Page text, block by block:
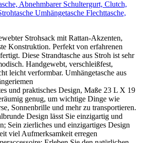
Abnehmbarer Schultergurt, Clutch,
Umhängetasche Flechttasche,
Strohsack mit Rattan-Akzenten,
Konstruktion. Perfekt von erfahrenen
Diese Strandtasche aus Stroh ist sehr
Handgewebt, verschleißfest,
leicht verformbar. Umhängetasche aus
und praktisches Design, Maße 23 L X 19
genug, um wichtige Dinge wie
Sonnenbrille und mehr zu transportieren.
Design lässt Sie einzigartig und
Sein zierliches und einzigartiges Design
viel Aufmerksamkeit erregen